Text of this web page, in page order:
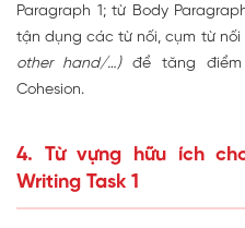
Paragraph 1; từ Body
tận dụng các từ nối, cụm từ nối
other hand/…)để tăng điểm
Cohesion.
4. Từ vựng hữu ích
Writing Task 1